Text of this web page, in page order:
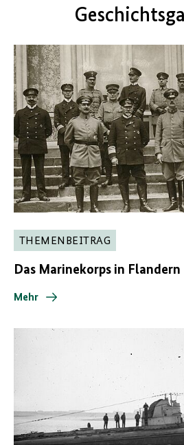
THEMENBEITRAG
Das Marinekorps in Flandern
Mehr